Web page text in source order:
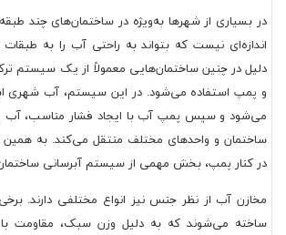
در بسیاری از شهرها به‌ویژه در ساختمان‌های چند
اندازه‌ای نیست که بتواند به راحتی آب را به طبقات
دلیل در چنین ساختمان‌هایی معمولاً از یک سیستم
و پمپ استفاده می‌شود. در این سیستم، آب شهری
می‌شود و سپس پمپ آب با ایجاد فشار مناسب، آب
ساختمان و واحدهای مختلف منتقل می‌کند. به
در کنار پمپ، بخش مهمی از سیستم آبرسانی
مخازن آب از نظر جنس نیز انواع مختلفی دارند. برخی
ساخته می‌شوند که به دلیل وزن سبک، مقاومت